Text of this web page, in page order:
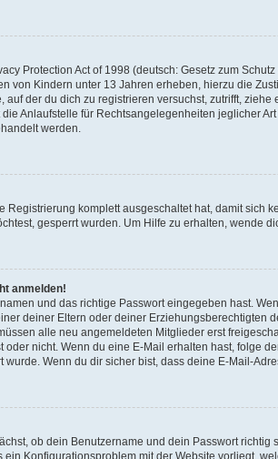
Protection Act of 1998 (deutsch: Gesetz zum
von Kindern unter 13 Jahren erheben, hierzu die
der du dich zu registrieren versuchst, zutrifft,
Anlaufstelle für Rechtsangelegenheiten jeglicher
werden.
Registrierung komplett ausgeschaltet hat, damit
gesperrt wurden. Um Hilfe zu erhalten, wende
anmelden!
und das richtige Passwort eingegeben hast.
deiner Eltern oder deiner
alle neu angemeldeten Mitglieder erst
nicht. Wenn du eine E-Mail erhalten hast, folge
Wenn du dir sicher bist, dass deine E-Mail-
ob dein Benutzername und dein Passwort
Konfigurationsproblem mit der Website vorliegt,